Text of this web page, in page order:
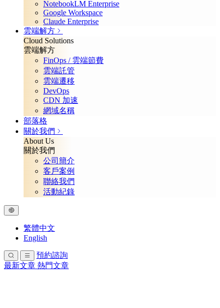
NotebookLM Enterprise
Google Workspace
Claude Enterprise
雲端解方
Cloud Solutions
雲端解方
FinOps / 雲端節費
雲端託管
雲端遷移
DevOps
CDN 加速
網域名稱
部落格
關於我們
About Us
關於我們
公司簡介
客戶案例
聯絡我們
活動紀錄
繁體中文
English
預約諮詢
最新文章 熱門文章